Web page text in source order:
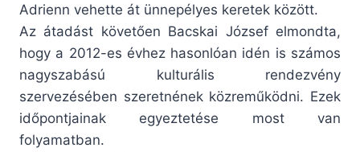
Adrienn vehette át ünnepélyes keretek között.
Az átadást követően Bacskai József elmondta,
hogy a 2012-es évhez hasonlóan idén is számos
nagyszabású kulturális rendezvény
szervezésében szeretnének közreműködni. Ezek
időpontjainak egyeztetése most van
folyamatban.